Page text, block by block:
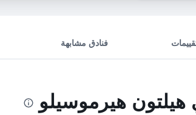
فنادق مشابهة
هيرموسيلو